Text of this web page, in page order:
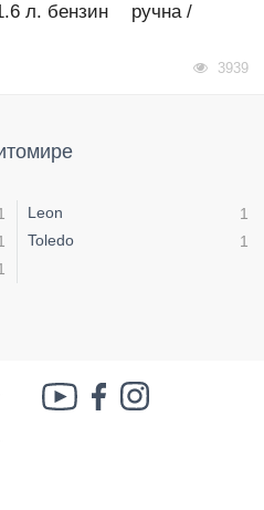
корабель, іди нах..й!
Таки пішов 🎉
л. бензин
ручна /
3939
Leon
1
Toledo
1